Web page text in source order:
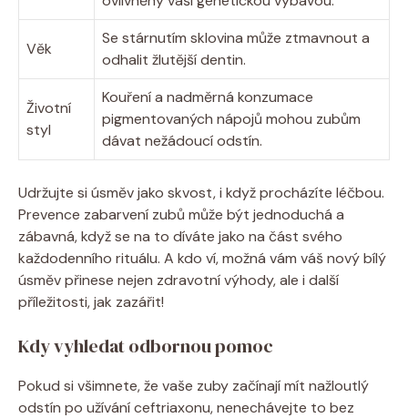
Věk
Se stárnutím sklovina může ztmavnout a
odhalit žlutější dentin.
Životní
styl
Kouření a nadměrná konzumace
pigmentovaných nápojů mohou zubům
dávat nežádoucí odstín.
Udržujte si úsměv jako skvost, i když procházíte léčbou.
Prevence zabarvení zubů může být jednoduchá a
zábavná, když se na to díváte jako na část svého
každodenního rituálu. A kdo ví, možná vám váš nový bílý
úsměv přinese nejen zdravotní výhody, ale i další
příležitosti, jak zazářit!
Kdy vyhledat odbornou pomoc
Pokud si všimnete, že vaše zuby začínají mít nažloutlý
odstín po užívání ceftriaxonu, nenechávejte to bez